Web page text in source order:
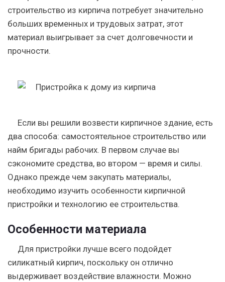
строительство из кирпича потребует значительно
больших временных и трудовых затрат, этот
материал выигрывает за счет долговечности и
прочности.
Если вы решили возвести кирпичное здание, есть
два способа: самостоятельное строительство или
найм бригады рабочих. В первом случае вы
сэкономите средства, во втором — время и силы.
Однако прежде чем закупать материалы,
необходимо изучить особенности кирпичной
пристройки и технологию ее строительства.
Особенности материала
Для пристройки лучше всего подойдет
силикатный кирпич, поскольку он отлично
выдерживает воздействие влажности. Можно